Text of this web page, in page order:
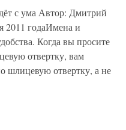
с ума Автор: Дмитрий
2011 годаИмена и
Когда вы просите
отвертку, вам
шлицевую отвертку, а не